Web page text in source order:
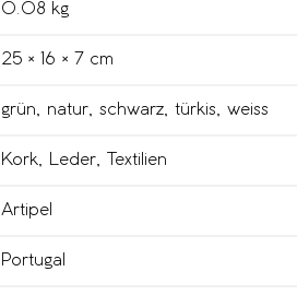
0.08 kg
25 × 16 × 7 cm
grün, natur, schwarz, türkis, weiss
Kork, Leder, Textilien
Artipel
Portugal